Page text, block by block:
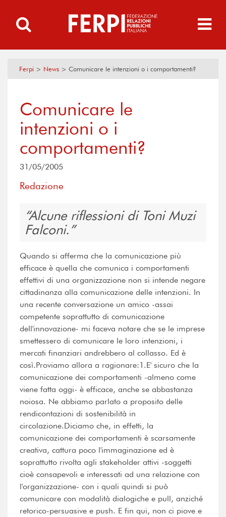
Ferpi > News > Comunicare le intenzioni o i comportamenti?
Comunicare le
intenzioni o i
comportamenti?
31/05/2005
Redazione
Alcune riflessioni di Toni Muzi
Falconi.
Quando si afferma che la comunicazione più
efficace è quella che comunica i comportamenti
effettivi di una organizzazione non si intende negare
cittadinanza alla comunicazione delle intenzioni. In
una recente conversazione un amico -assai
competente soprattutto di comunicazione
dell'innovazione- mi faceva notare che se le imprese
smettessero di comunicare le loro intenzioni, i
mercati finanziari andrebbero al collasso. Ed è
così.Proviamo allora a ragionare:1.E' sicuro che la
comunicazione dei comportamenti -almeno come
viene fatta oggi- è efficace, anche se abbastanza
noiosa. Ne abbiamo parlato a proposito delle
rendicontazioni di sostenibilità in
circolazione.Diciamo che, in effetti, la
comunicazione dei comportamenti è scarsamente
creativa, cattura poco l'immaginazione ed è
soprattutto rivolta agli stakeholder attivi -soggetti
cioè consapevoli e interessati ad una relazione con
l'organizzazione- con i quali quindi si può
comunicare con modalità dialogiche e pull, anziché
retorico-persuasive e push. E fin qui, non ci piove e